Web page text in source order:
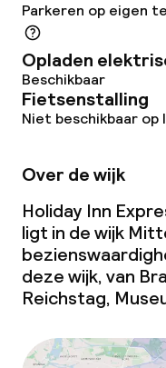
Parkeren op eigen
Opladen
Beschikbaar
Fietsenstalling
Niet beschikbaar op
Over de wijk
Holiday Inn
ligt in de wijk
deze wijk, van
Reichstag,